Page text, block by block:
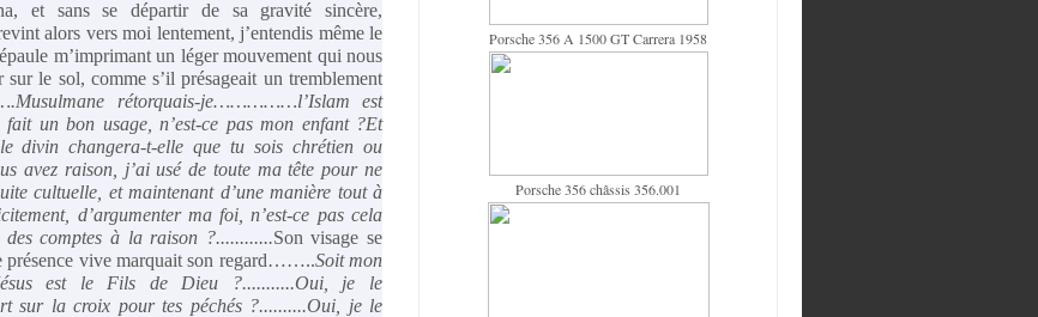
et sans se départir de sa gravité sincère,
alors vers moi lentement, j’entendis même le
m’imprimant un léger mouvement qui nous
le sol, comme s’il présageait un tremblement
rétorquais-je……………l’Islam est
un bon usage, n’est-ce pas mon enfant ?Et
divin changera-t-elle que tu sois chrétien ou
avez raison, j’ai usé de toute ma tête pour ne
cultuelle, et maintenant d’une manière tout à
d’argumenter ma foi, n’est-ce pas cela
comptes à la raison ?............Son visage se
présence vive marquait son regard……..Soit mon
est le Fils de Dieu ?...........Oui, je le
sur la croix pour tes péchés ?..........Oui, je le
Porsche 356 A 1500 GT Carrera 1958
Porsche 356 châssis 356.001